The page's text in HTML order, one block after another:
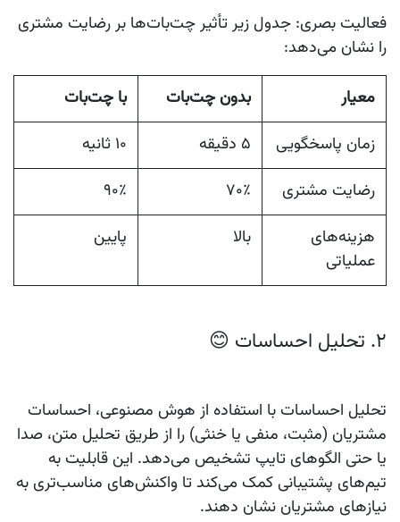
فعالیت بصری: جدول زیر تأثیر چت‌بات‌ها بر رضایت مشتری
را نشان می‌دهد:
معیار
بدون چت‌بات
با چت‌بات
زمان پاسخگویی
۵ دقیقه
۱۰ ثانیه
رضایت مشتری
۷۰٪
۹۰٪
هزینه‌های
عملیاتی
بالا پایین
2. تحلیل احساسات 😊
تحلیل احساسات با استفاده از هوش مصنوعی، احساسات
مشتریان (مثبت، منفی یا خنثی) را از طریق تحلیل متن، صدا
یا حتی الگوهای تایپ تشخیص می‌دهد. این قابلیت به
تیم‌های پشتیبانی کمک می‌کند تا واکنش‌های مناسب‌تری به
نیازهای مشتریان نشان دهند.